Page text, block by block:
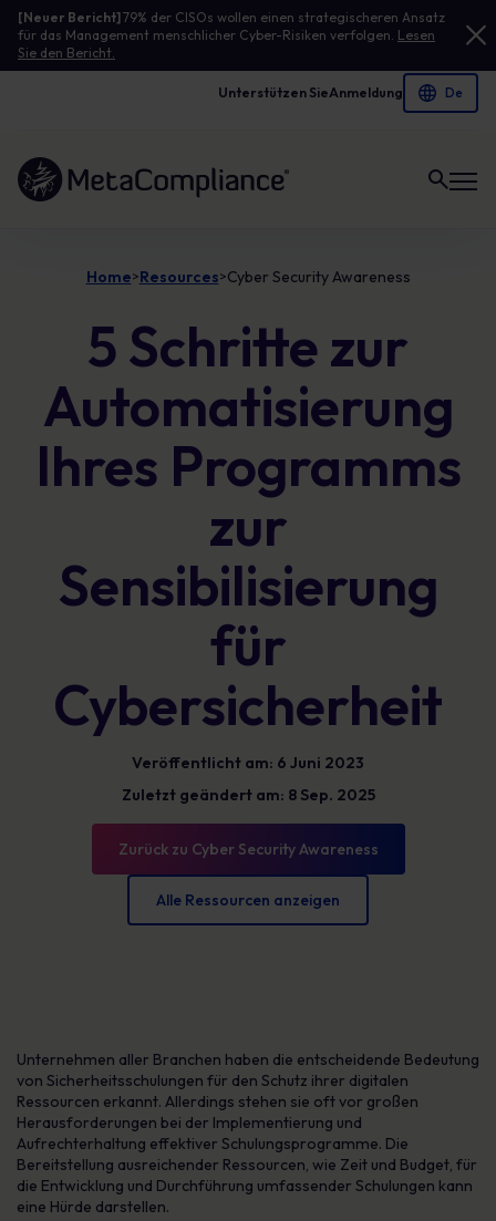
[Neuer Bericht]79% der CISOs wollen einen strategischeren Ansatz
für das Management menschlicher Cyber-Risiken verfolgen. Lesen
Sie den Bericht.
Unterstützen SieAnmeldung
Link zur Homepage
Home>Resources>Cyber Security Awareness
5 Schritte zur
Automatisierung
Ihres Programms
zur
Sensibilisierung
für
Cybersicherheit
Veröffentlicht am: 6 Juni 2023
Zuletzt geändert am: 8 Sep. 2025
Zurück zu Cyber Security Awareness
Alle Ressourcen anzeigen
Unternehmen aller Branchen haben die entscheidende Bedeutung
von Sicherheitsschulungen für den Schutz ihrer digitalen
Ressourcen erkannt. Allerdings stehen sie oft vor großen
Herausforderungen bei der Implementierung und
Aufrechterhaltung effektiver Schulungsprogramme. Die
Bereitstellung ausreichender Ressourcen, wie Zeit und Budget, für
die Entwicklung und Durchführung umfassender Schulungen kann
eine Hürde darstellen.